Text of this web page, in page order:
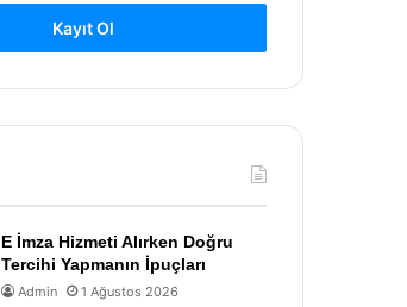
Kayıt Ol
E İmza Hizmeti Alırken Doğru
Tercihi Yapmanın İpuçları
Admin 1 Ağustos 2026